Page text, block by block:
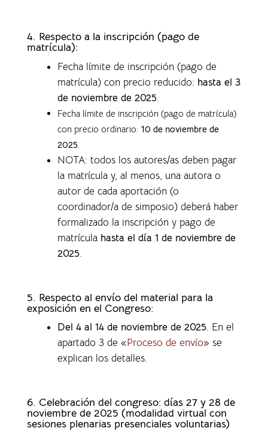
4. Respecto a la inscripción (pago de
matrícula):
Fecha límite de inscripción (pago de
matrícula) con precio reducido: hasta el 3
de noviembre de 2025.
Fecha límite de inscripción (pago de matrícula)
con precio ordinario: 10 de noviembre de
2025.
NOTA: todos los autores/as deben pagar
la matrícula y, al menos, una autora o
autor de cada aportación (o
coordinador/a de simposio) deberá haber
formalizado la inscripción y pago de
matrícula hasta el día 1 de noviembre de
2025.
5. Respecto al envío del material para la
exposición en el Congreso:
Del 4 al 14 de noviembre de 2025. En el
apartado 3 de «Proceso de envío» se
explican los detalles.
6. Celebración del congreso: días 27 y 28 de
noviembre de 2025 (modalidad virtual con
sesiones plenarias presenciales voluntarias)